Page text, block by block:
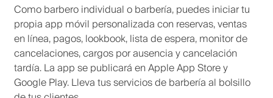
Como barbero individual o barbería, puedes iniciar tu
propia app móvil personalizada con reservas, ventas
en línea, pagos, lookbook, lista de espera, monitor de
cancelaciones, cargos por ausencia y cancelación
tardía. La app se publicará en Apple App Store y
Google Play. Lleva tus servicios de barbería al bolsillo